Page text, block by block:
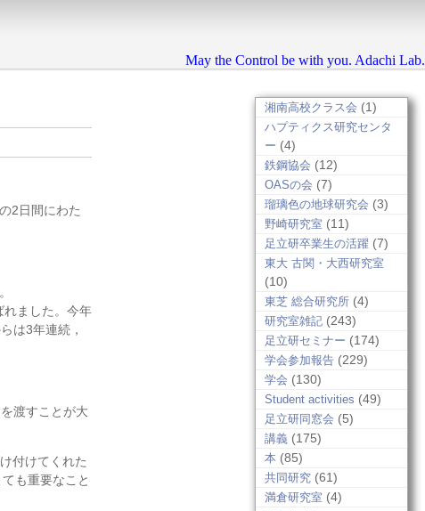
May the Control be with you. Adachi Lab.
2日間にわた
れました。今年
は3年連続，
渡すことが大
付けてくれた
も重要なこと
湘南高校クラス会 (1)
ハプティクス研究センタ
ー (4)
鉄鋼協会 (12)
OASの会 (7)
瑠璃色の地球研究会 (3)
野崎研究室 (11)
足立研卒業生の活躍 (7)
東大 古関・大西研究室
(10)
東芝 総合研究所 (4)
研究室雑記 (243)
足立研セミナー (174)
学会参加報告 (229)
学会 (130)
Student activities (49)
足立研同窓会 (5)
講義 (175)
本 (85)
共同研究 (61)
満倉研究室 (4)